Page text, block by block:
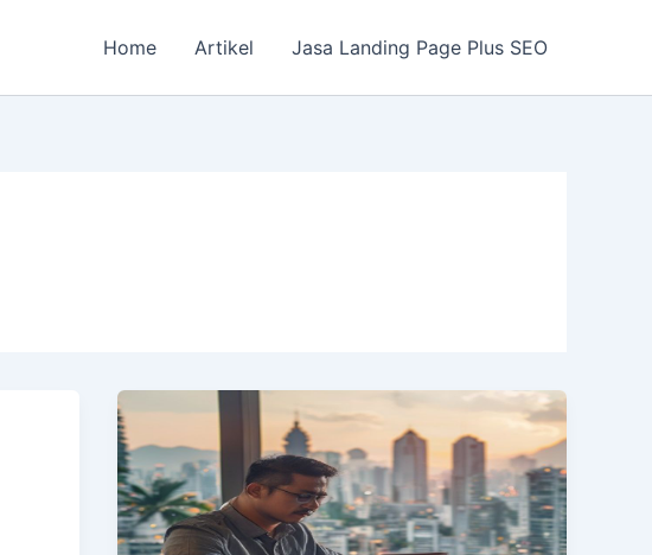
Home Artikel Jasa Landing Page Plus SEO